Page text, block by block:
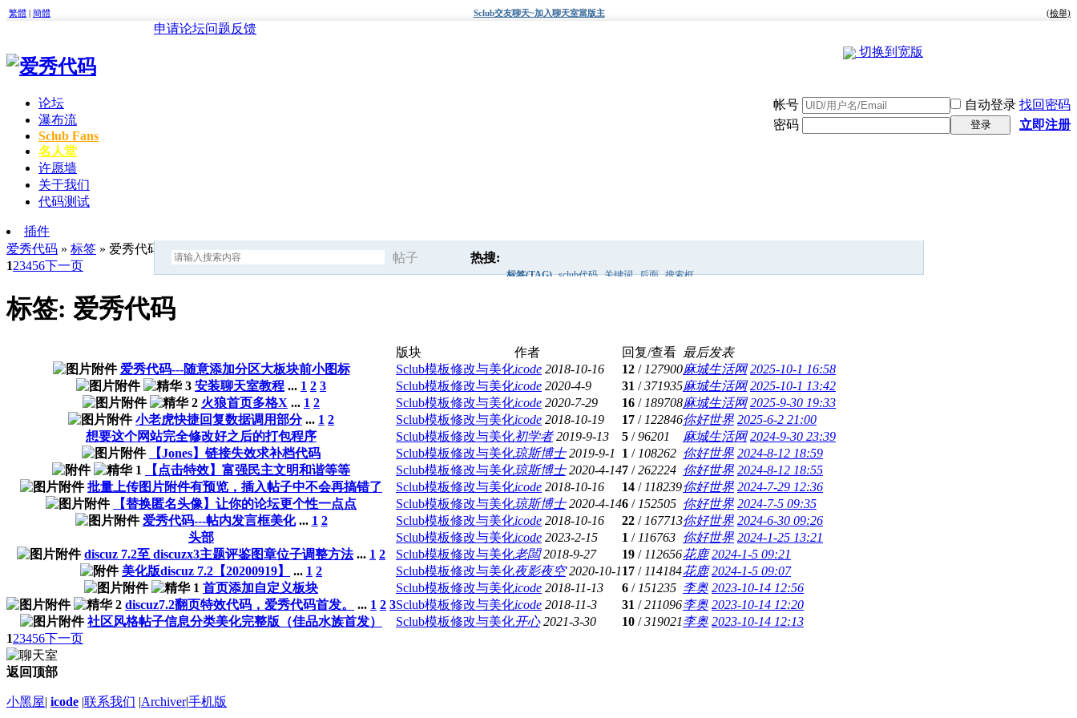
繁體 | 簡體 Sclub交友聊天~加入聊天室當版主 (檢舉)
申请论坛问题反馈
切换到宽版
帐号 自动登录 找回密码
密码
登录 立即注册
论坛
瀑布流
Sclub Fans
名人堂
许愿墙
关于我们
代码测试
插件
帖子 热搜:
标签(TAG) sclub代码 关键词 后面 搜索框
爱秀代码 » 标签 » 爱秀代码
123456下一页
标签: 爱秀代码
版块 作者 回复/查看 最后发表
爱秀代码---随意添加分区大板块前小图标
Sclub模板修改与美化icode 2018-10-16 12 / 127900麻城生活网 2025-10-1 16:58
安装聊天室教程 ... 1 2 3 Sclub模板修改与美化icode 2020-4-9 31 /371935麻城生活网 2025-10-1 13:42
火狼首页多格X ... 1 2 Sclub模板修改与美化icode 2020-7-29 16 / 189708麻城生活网 2025-9-30 19:33
小老虎快捷回复数据调用部分 ... 1 2 Sclub模板修改与美化icode 2018-10-19 17 / 122846你好世界 2025-6-2 21:00
想要这个网站完全修改好之后的打包程序
Sclub模板修改与美化初学者 2019-9-13 5 /96201 麻城生活网 2024-9-30 23:39
【Jones】链接失效求补档代码
Sclub模板修改与美化琼斯博士 2019-9-1 1 / 108262 你好世界 2024-8-12 18:59
【点击特效】富强民主文明和谐等等
Sclub模板修改与美化琼斯博士 2020-4-147 /262224 你好世界 2024-8-12 18:55
批量上传图片附件有预览，插入帖子中不会再搞错了
Sclub模板修改与美化icode 2018-10-16 14 / 118239你好世界 2024-7-29 12:36
【替换匿名头像】让你的论坛更个性一点点
Sclub模板修改与美化琼斯博士 2020-4-146 / 152505 你好世界 2024-7-5 09:35
爱秀代码---帖内发言框美化 ... 1 2 Sclub模板修改与美化icode 2018-10-16 22 / 167713你好世界 2024-6-30 09:26
头部
Sclub模板修改与美化icode 2023-2-15 1 / 116763 你好世界 2024-1-25 13:21
discuz 7.2至 discuzx3主题评鉴图章位子调整方法 ... 1 2 Sclub模板修改与美化老闆 2018-9-27 19 / 112656花鹿 2024-1-5 09:21
美化版discuz 7.2【20200919】
... 1 2 Sclub模板修改与美化夜影夜空 2020-10-117 / 114184花鹿 2024-1-5 09:07
首页添加自定义板块
Sclub模板修改与美化icode 2018-11-13 6 / 151235 李奥 2023-10-14 12:56
discuz7.2翻页特效代码，爱秀代码首发。
... 1 2 3Sclub模板修改与美化icode 2018-11-3 31 /211096李奥 2023-10-14 12:20
社区风格帖子信息分类美化完整版（佳品水族首发）
Sclub模板修改与美化开心 2021-3-30 10 /319021李奥 2023-10-14 12:13
123456下一页
返回顶部
小黑屋| icode |联系我们 |Archiver|手机版